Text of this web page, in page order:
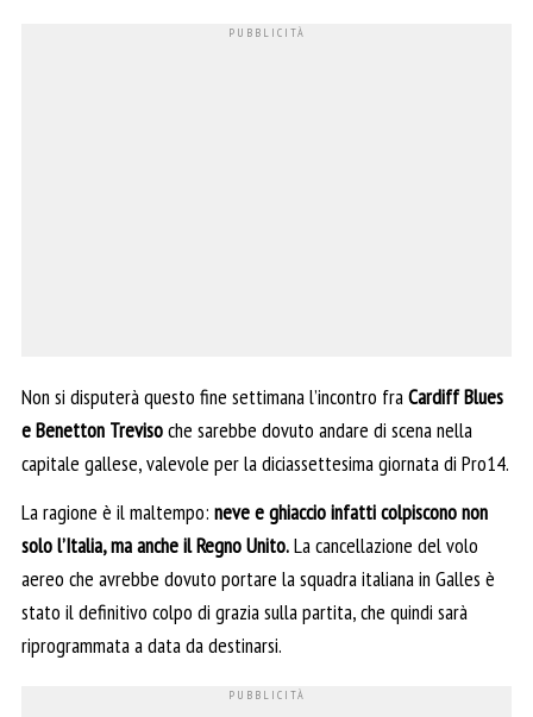
Non si disputerà questo fine settimana l’incontro fraCardiff Blues
e Benetton Trevisoche sarebbe dovuto andare di scena nella
capitale gallese, valevole per la diciassettesima giornata di Pro14.
La ragione è il maltempo: neve e ghiaccio infatti colpiscono non
solo l’Italia, ma anche il Regno Unito.La cancellazione del volo
aereo che avrebbe dovuto portare la squadra italiana in Galles è
stato il definitivo colpo di grazia sulla partita, che quindi sarà
riprogrammata a data da destinarsi.